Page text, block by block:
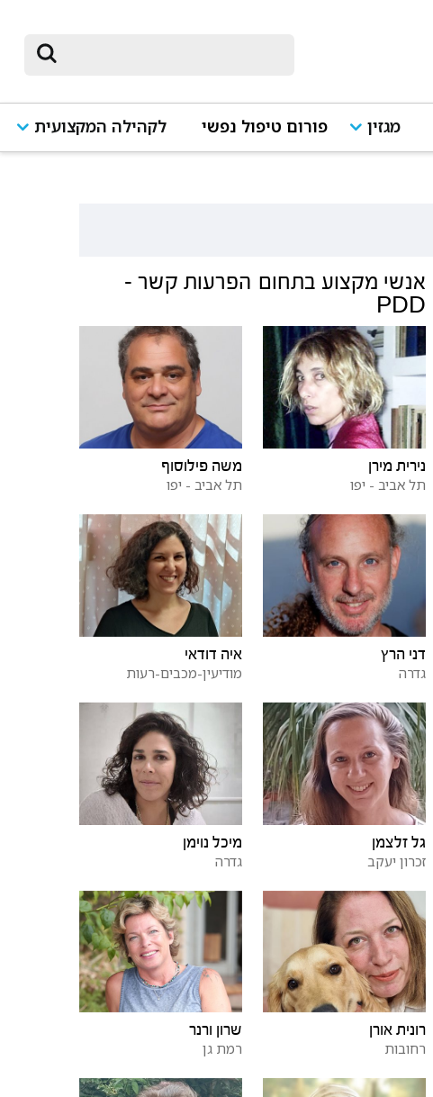
מגזין פורום טיפול נפשי לקהילה המקצועית
אנשי מקצוע בתחום הפרעות קשר -
PDD
נירית מירן
תל אביב - יפו
משה פילוסוף
תל אביב - יפו
דני הרץ
גדרה
איה דודאי
מודיעין-מכבים-רעות
גל זלצמן
זכרון יעקב
מיכל נוימן
גדרה
רונית אורן
רחובות
שרון ורנר
רמת גן